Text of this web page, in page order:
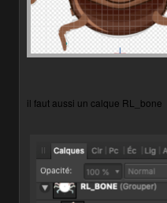
il faut aussi un calque RL_bone